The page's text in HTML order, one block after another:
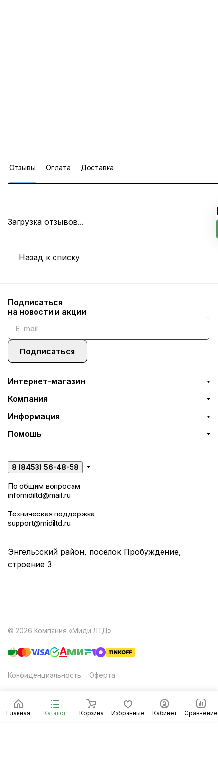
Отзывы Оплата Доставка
Загрузка отзывов...
Назад к списку
Главная Каталог Корзина Избранные Кабинет Сравнение
Подписаться
на новости и акции
Подписаться
Интернет-магазин
Компания
Информация
Помощь
8 (8453) 56-48-58
По общим вопросам
infomidiltd@mail.ru
Техническая поддержка
support@midiltd.ru
Энгельсский район, посёлок Пробуждение,
строение 3
© 2026 Компания «Миди ЛТД»
Конфиденциальность Оферта